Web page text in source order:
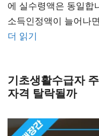
에 실수령액은 동일합
소득인정액이 늘어나
더 읽기
기초생활수급자
자격 탈락될까